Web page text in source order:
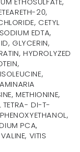
20,
CETYL
EDTA,
GLYCERIN,
HYDROLYZED
METHIONINE,
TETRA- DI-T-
PCA,
VITIS